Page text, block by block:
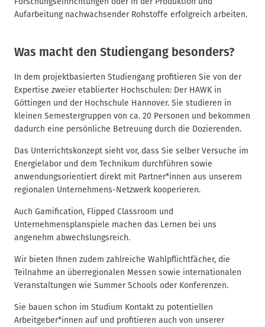
Aufarbeitung nachwachsender Rohstoffe erfolgreich arbeiten.
Was macht den Studiengang besonders?
In dem projektbasierten Studiengang profitieren Sie von der
Expertise zweier etablierter Hochschulen: Der HAWK in
Göttingen und der Hochschule Hannover. Sie studieren in
kleinen Semestergruppen von ca. 20 Personen und bekommen
dadurch eine persönliche Betreuung durch die Dozierenden.
Das Unterrichtskonzept sieht vor, dass Sie selber Versuche im
Energielabor und dem Technikum durchführen sowie
anwendungsorientiert direkt mit Partner*innen aus unserem
regionalen Unternehmens-Netzwerk kooperieren.
Auch Gamification, Flipped Classroom und
Unternehmensplanspiele machen das Lernen bei uns
angenehm abwechslungsreich.
Wir bieten Ihnen zudem zahlreiche Wahlpflichtfächer, die
Teilnahme an überregionalen Messen sowie internationalen
Veranstaltungen wie Summer Schools oder Konferenzen.
Sie bauen schon im Studium Kontakt zu potentiellen
Arbeitgeber*innen auf und profitieren auch von unserer